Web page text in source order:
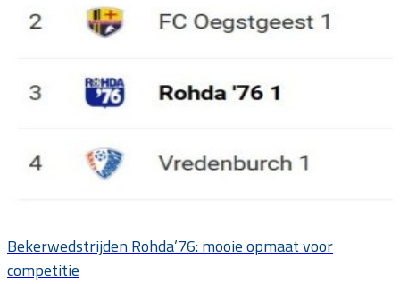
Bekerwedstrijden Rohda’76: mooie opmaat voor
competitie